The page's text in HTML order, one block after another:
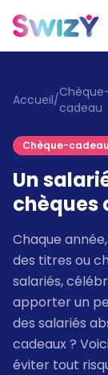
Accueil/cadeau
Chèque-cadeau
Un
chèques
Chaque
des titres ou
salariés,
apporter un
des salariés
cadeaux ?
éviter tout